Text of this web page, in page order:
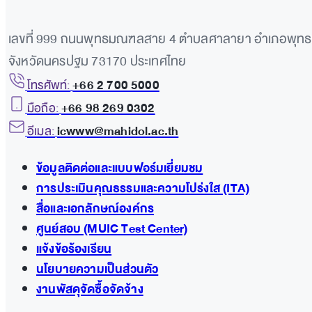
เลขที่ 999 ถนนพุทธมณฑลสาย 4 ตำบลศาลายา อำเภอพุ
จังหวัดนครปฐม 73170 ประเทศไทย
โทรศัพท์:+66 2 700 5000
มือถือ:+66 98 269 0302
อีเมล:icwww@mahidol.ac.th
ข้อมูลติดต่อและแบบฟอร์มเยี่ยมชม
การประเมินคุณธรรมและความโปร่งใส (ITA)
สื่อและเอกลักษณ์องค์กร
ศูนย์สอบ (MUIC Test Center)
แจ้งข้อร้องเรียน
นโยบายความเป็นส่วนตัว
งานพัสดุจัดซื้อจัดจ้าง